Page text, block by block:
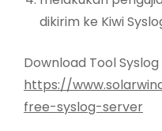
dikirim ke Kiwi
Download Tool
https://
free-syslog-server